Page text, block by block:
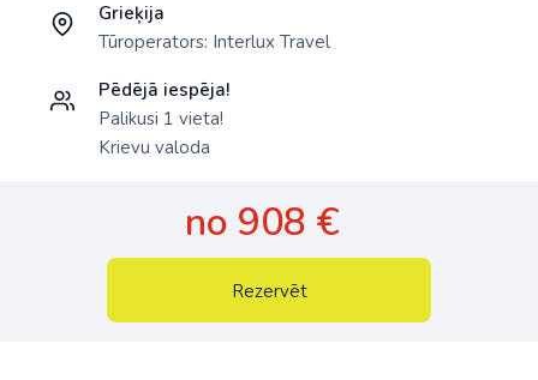
Grieķija
Tūroperators: Interlux Travel
Pēdējā iespēja!
Palikusi 1 vieta!
Krievu valoda
no 908 €
Rezervēt